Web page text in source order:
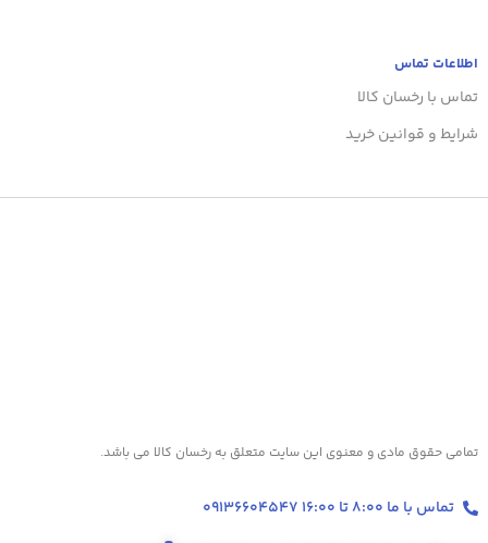
اطلاعات تماس
تماس با رخسان کالا
شرایط و قوانین خرید
تمامی حقوق مادی و معنوی این سایت متعلق به رخسان کالا می باشد.
تماس با ما 8:00 تا 16:00 09136604547